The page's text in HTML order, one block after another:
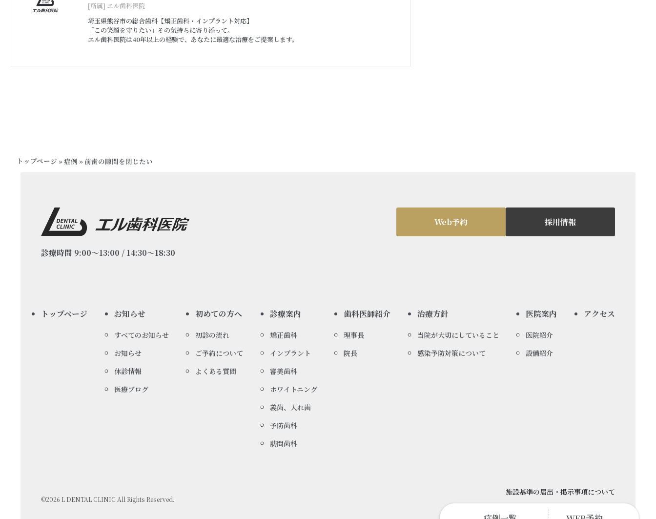
[所属] エル歯科医院
埼玉県熊谷市の総合歯科【矯正歯科・インプラント対応】
「この笑顔を守りたい」その気持ちに寄り添って。
エル歯科医院は40年以上の経験で、あなたに最適な治療をご提案します。
トップページ»症例»前歯の隙間を閉じたい
診療時間 9:00～13:00 / 14:30～18:30
Web予約 採用情報
トップページ お知らせ
すべてのお知らせ
お知らせ
休診情報
医療ブログ
初めての方へ
初診の流れ
ご予約について
よくある質問
診療案内
矯正歯科
インプラント
審美歯科
ホワイトニング
義歯、入れ歯
予防歯科
訪問歯科
歯科医師紹介
理事長
院長
治療方針
当院が大切にしていること
感染予防対策について
医院案内
医院紹介
設備紹介
アクセス
©2026 L DENTAL CLINIC All Rights Reserved.
施設基準の届出・掲示事項について